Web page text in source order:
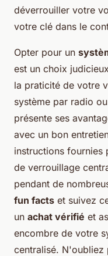
déverrouiller votre
votre clé dans le
Opter pour un
est un choix
la praticité de votre
système par radio
présente ses
avec un bon
instructions fournies
de verrouillage
pendant de
fun facts et suivez
un achat vérifié et
encombre de votre
centralisé. N'oubliez